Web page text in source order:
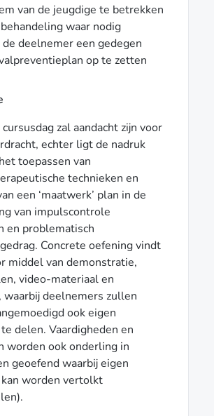
van de jeugdige te betrekken
waar nodig
deelnemer een gedegen
op te zetten
zal aandacht zijn voor
echter ligt de nadruk
toepassen van
technieken en
een ‘maatwerk’ plan in de
van impulscontrole
en problematisch
Concrete oefening vindt
middel van demonstratie,
video-materiaal en
waarbij deelnemers zullen
ook eigen
delen. Vaardigheden en
worden ook onderling in
geoefend waarbij eigen
worden vertolkt